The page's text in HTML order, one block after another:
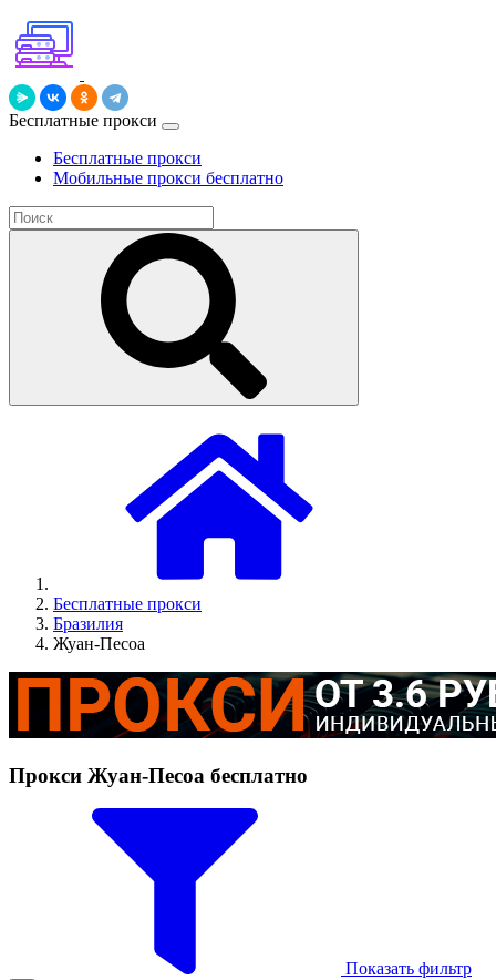
Бесплатные прокси
Бесплатные прокси
Мобильные прокси бесплатно
Бесплатные прокси
Бразилия
Жуан-Песоа
Прокси Жуан-Песоа бесплатно
Показать фильтр